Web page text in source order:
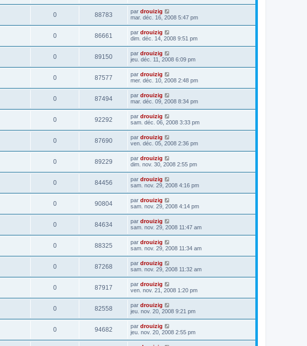
0 88783 par drouizig
mar. déc. 16, 2008 5:47 pm
0 86661 par drouizig
dim. déc. 14, 2008 9:51 pm
0 89150 par drouizig
jeu. déc. 11, 2008 6:09 pm
0 87577 par drouizig
mer. déc. 10, 2008 2:48 pm
0 87494 par drouizig
mar. déc. 09, 2008 8:34 pm
0 92292 par drouizig
sam. déc. 06, 2008 3:33 pm
0 87690 par drouizig
ven. déc. 05, 2008 2:36 pm
0 89229 par drouizig
dim. nov. 30, 2008 2:55 pm
0 84456 par drouizig
sam. nov. 29, 2008 4:16 pm
0 90804 par drouizig
sam. nov. 29, 2008 4:14 pm
0 84634 par drouizig
sam. nov. 29, 2008 11:47 am
0 88325 par drouizig
sam. nov. 29, 2008 11:34 am
0 87268 par drouizig
sam. nov. 29, 2008 11:32 am
0 87917 par drouizig
ven. nov. 21, 2008 1:20 pm
0 82558 par drouizig
jeu. nov. 20, 2008 9:21 pm
0 94682 par drouizig
jeu. nov. 20, 2008 2:55 pm